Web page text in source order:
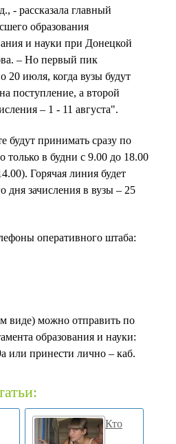
- рассказала главный
образования
и науки при Донецкой
– Но первый пик
20 июля, когда вузы будут
поступление, а второй
– 1 - 11 августа".
будут принимать сразу по
только в будни с 9.00 до 18.00
Горячая линия будет
дня зачисления в вузы – 25
оперативного штаба:
виде) можно отправить по
образования и науки:
или принести лично – каб.
Кто